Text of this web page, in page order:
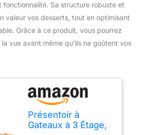
fonctionnalité. Sa structure robuste et
valeur vos desserts, tout en optimisant
Grâce à ce produit, vous pourrez
vue avant même qu’ils ne goûtent vos
Présentoir à
Gateaux à 3 Étage,